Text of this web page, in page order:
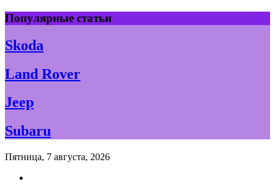
Skip
to
content
Популярные статьи
Skoda
Land Rover
Jeep
Subaru
Пятница, 7 августа, 2026